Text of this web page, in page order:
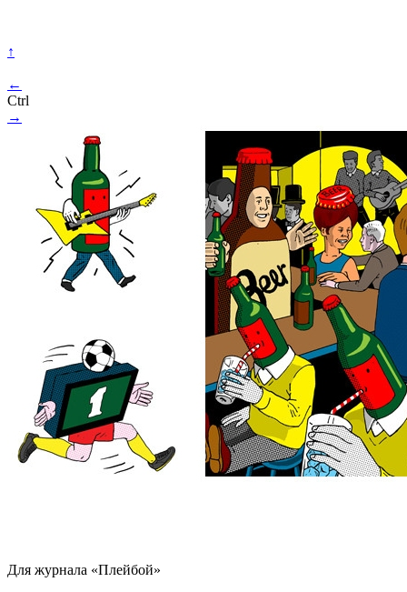
↑
←
Ctrl
→
Для журнала «Плейбой»